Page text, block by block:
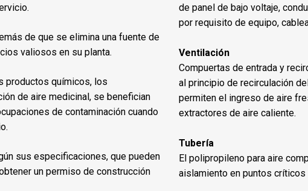
de que se elimina una fuente de
valiosos en su planta.
productos químicos, los
de aire medicinal, se benefician
de contaminación cuando
sus especificaciones, que pueden
un permiso de construcción
de panel de bajo voltaje,
por requisito de equipo,
Ventilación
Compuertas de entrada y
al principio de recirculación
permiten el ingreso de aire
extractores de aire caliente.
Tubería
El polipropileno para aire
aislamiento en puntos